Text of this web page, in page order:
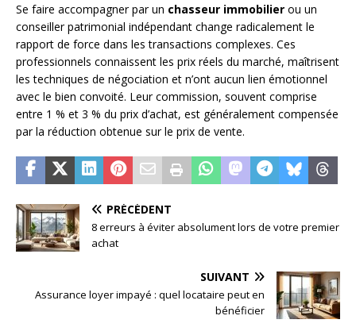
Se faire accompagner par un chasseur immobilier ou un
conseiller patrimonial indépendant change radicalement le
rapport de force dans les transactions complexes. Ces
professionnels connaissent les prix réels du marché, maîtrisent
les techniques de négociation et n’ont aucun lien émotionnel
avec le bien convoité. Leur commission, souvent comprise
entre 1 % et 3 % du prix d’achat, est généralement compensée
par la réduction obtenue sur le prix de vente.
PRÉCÉDENT
8 erreurs à éviter absolument lors de votre premier
achat
SUIVANT
Assurance loyer impayé : quel locataire peut en
bénéficier